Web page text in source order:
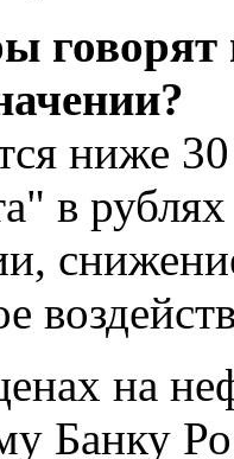
говорят
ниже
в
на
Банку